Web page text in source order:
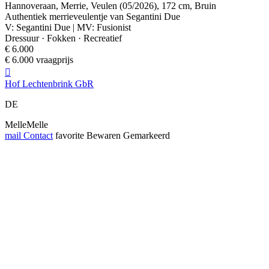
Hannoveraan, Merrie, Veulen (05/2026), 172 cm, Bruin
Authentiek merrieveulentje van Segantini Due
V: Segantini Due | MV: Fusionist
Dressuur · Fokken · Recreatief
€ 6.000
€ 6.000 vraagprijs

Hof Lechtenbrink GbR
DE
MelleMelle
mail Contact favorite Bewaren Gemarkeerd